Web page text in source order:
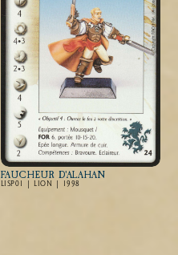
FAUCHEUR D'ALAHAN
LISP01 | LION | 1998